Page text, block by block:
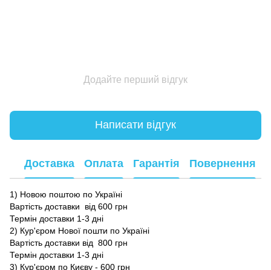
Додайте перший відгук
Написати відгук
Доставка Оплата Гарантія Повернення
1) Новою поштою по Україні
Вартість доставки від 600 грн
Термін доставки 1-3 дні
2) Кур'єром Нової пошти по Україні
Вартість доставки від 800 грн
Термін доставки 1-3 дні
3) Кур'єром по Києву - 600 грн